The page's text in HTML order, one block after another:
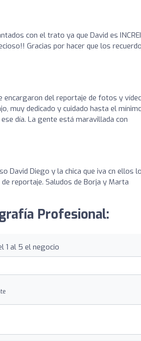
con el trato ya que David es
Gracias por hacer que los
encargaron del reportaje de fotos y
muy dedicado y cuidado hasta el
día. La gente está maravillada con
David Diego y la chica que iva cn ellos
reportaje. Saludos de Borja y Marta
Profesional:
1 al 5 el negocio